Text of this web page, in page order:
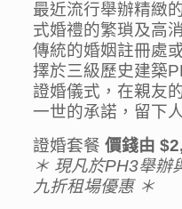
最近流行舉辦精緻
式婚禮的繁瑣及高
傳統的婚姻註冊處
擇於三級歷史建築
證婚儀式，在親友
一世的承諾，留下
證婚套餐價錢由
＊ 現凡於PH3舉辦
九折租場優惠 ＊